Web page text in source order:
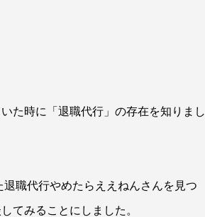
た時に「退職代行」の存在を知りまし
職代行やめたらええねんさんを見つ
てみることにしました。